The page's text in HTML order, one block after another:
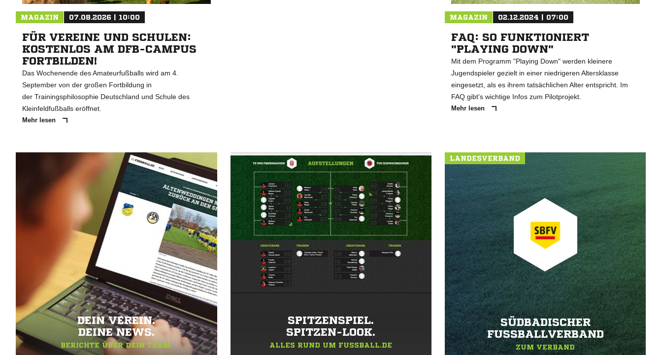
MAGAZIN 07.08.2026 | 10:00
FÜR VEREINE UND SCHULEN:
KOSTENLOS AM DFB-CAMPUS
FORTBILDEN!
Das Wochenende des Amateurfußballs wird am 4.
September von der großen Fortbildung in
der Trainingsphilosophie Deutschland und Schule des
Kleinfeldfußballs eröffnet.
Mehr lesen
MAGAZIN 02.12.2024 | 07:00
FAQ: SO FUNKTIONIERT
"PLAYING DOWN"
Mit dem Programm "Playing Down" werden kleinere
Jugendspieler gezielt in einer niedrigeren Altersklasse
eingesetzt, als es ihrem tatsächlichen Alter entspricht. Im
FAQ gibt's wichtige Infos zum Pilotprojekt.
Mehr lesen
DEIN VEREIN.
DEINE NEWS.
BERICHTE ÜBER DEIN TEAM.
SPITZENSPIEL.
SPITZEN-LOOK.
ALLES RUND UM FUSSBALL.DE
LANDESVERBAND
SÜDBADISCHER
FUSSBALLVERBAND
ZUM VERBAND